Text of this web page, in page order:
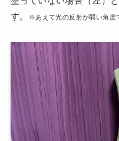
す。
※あえて光の反射が弱い角度